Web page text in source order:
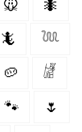
🐭 🐜
🦎 𓆙
🥔 𓁈
🐾 🌷